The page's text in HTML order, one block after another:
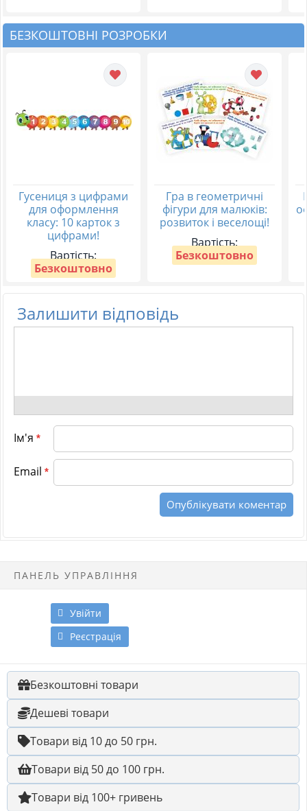
БЕЗКОШТОВНІ РОЗРОБКИ
Гусениця з цифрами
для оформлення
класу: 10 карток з
цифрами!
Вартість:
Безкоштовно
Гра в геометричні
фігури для малюків:
розвиток і веселощі!
Вартість:
Безкоштовно
Залишити відповідь
Ім'я *
Email *
ПАНЕЛЬ УПРАВЛІННЯ
Увійти
Реєстрація
Безкоштовні товари
Дешеві товари
Товари від 10 до 50 грн.
Товари від 50 до 100 грн.
Товари від 100+ гривень